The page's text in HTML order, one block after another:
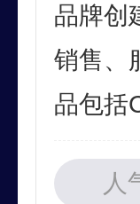
品牌创
销售、
品包括
人